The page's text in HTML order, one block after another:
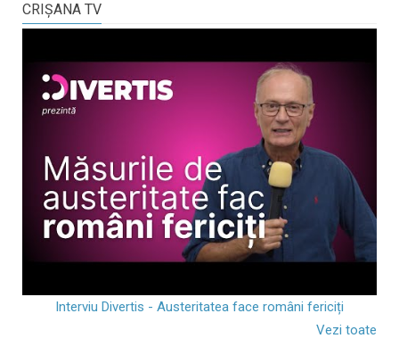
CRIŞANA TV
Interviu Divertis - Austeritatea face români fericiți
Vezi toate